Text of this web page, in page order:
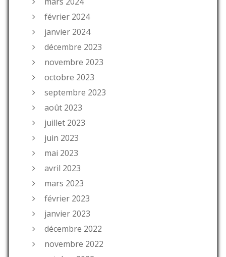
février 2024
janvier 2024
décembre 2023
novembre 2023
octobre 2023
septembre 2023
août 2023
juillet 2023
juin 2023
mai 2023
avril 2023
mars 2023
février 2023
janvier 2023
décembre 2022
novembre 2022